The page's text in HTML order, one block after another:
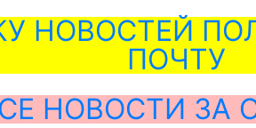
НОВОСТЕЙ
ПОЧТУ
НОВОСТИ ЗА